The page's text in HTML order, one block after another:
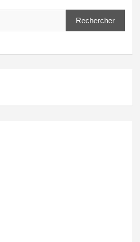
Rechercher